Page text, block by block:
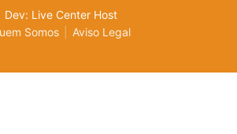
Dev: Live Center Host
Somos
Aviso Legal